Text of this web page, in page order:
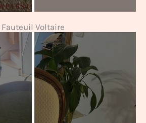
Fauteuil Voltaire